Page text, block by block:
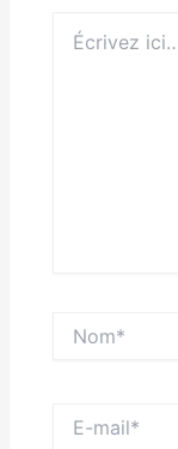
ici…
mail*